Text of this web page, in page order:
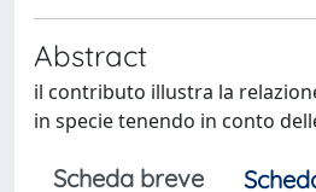
Abstract
il contributo illustra la
in specie tenendo in conto
Scheda breve